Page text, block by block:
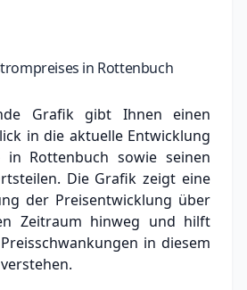
in Rottenbuch
Grafik gibt Ihnen einen
in die aktuelle Entwicklung
in Rottenbuch sowie seinen
Die Grafik zeigt eine
der Preisentwicklung über
Zeitraum hinweg und hilft
in diesem